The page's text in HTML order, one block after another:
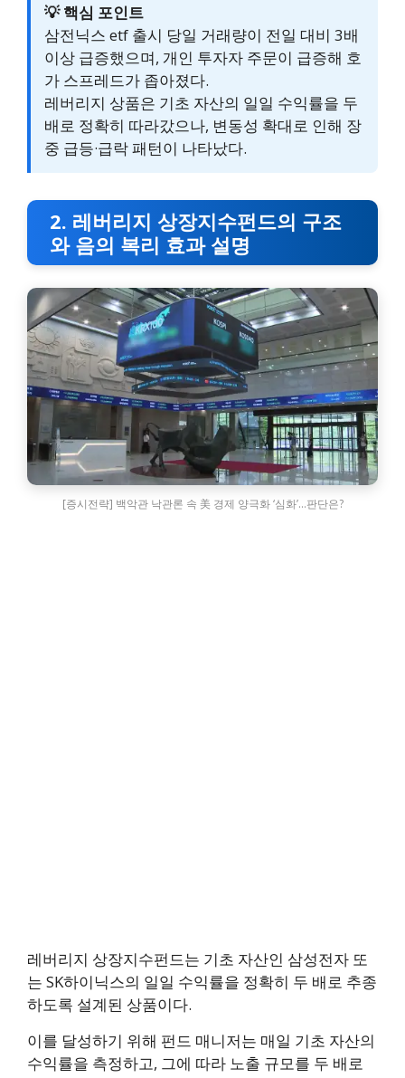
💡 핵심 포인트
삼전닉스 etf 출시 당일 거래량이 전일 대비 3배
이상 급증했으며, 개인 투자자 주문이 급증해 호
가 스프레드가 좁아졌다.
레버리지 상품은 기초 자산의 일일 수익률을 두
배로 정확히 따라갔으나, 변동성 확대로 인해 장
중 급등·급락 패턴이 나타났다.
2. 레버리지 상장지수펀드의 구조
와 음의 복리 효과 설명
[증시전략] 백악관 낙관론 속 美 경제 양극화 ‘심화’…판단은?
레버리지 상장지수펀드는 기초 자산인 삼성전자 또
는 SK하이닉스의 일일 수익률을 정확히 두 배로 추종
하도록 설계된 상품이다.
이를 달성하기 위해 펀드 매니저는 매일 기초 자산의
수익률을 측정하고, 그에 따라 노출 규모를 두 배로